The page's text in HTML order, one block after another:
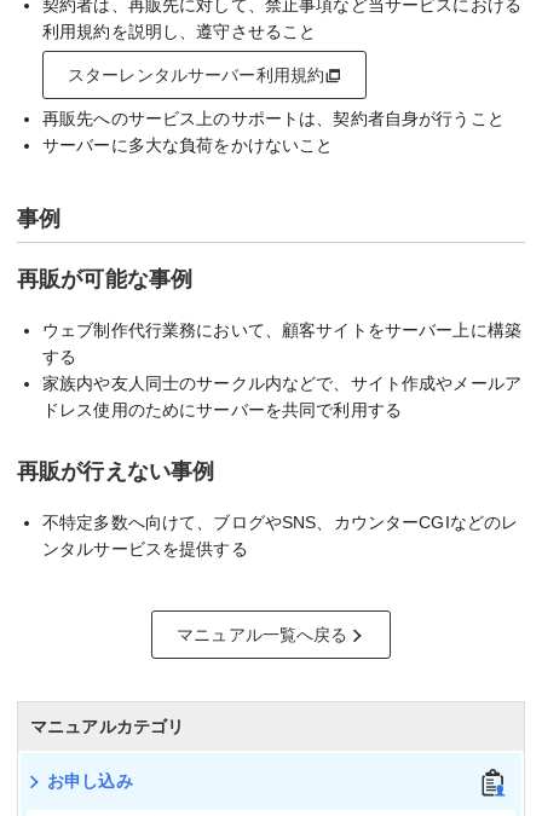
契約者は、再販先に対して、禁止事項など当サービスにおける
利用規約を説明し、遵守させること
スターレンタルサーバー利用規約
再販先へのサービス上のサポートは、契約者自身が行うこと
サーバーに多大な負荷をかけないこと
事例
再販が可能な事例
ウェブ制作代行業務において、顧客サイトをサーバー上に構築
する
家族内や友人同士のサークル内などで、サイト作成やメールア
ドレス使用のためにサーバーを共同で利用する
再販が行えない事例
不特定多数へ向けて、ブログやSNS、カウンターCGIなどのレ
ンタルサービスを提供する
マニュアル一覧へ戻る
マニュアルカテゴリ
お申し込み